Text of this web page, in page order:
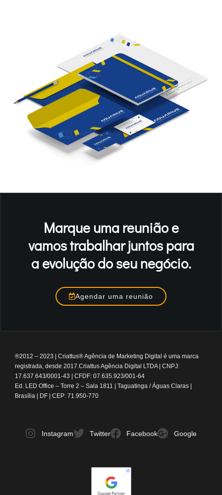
Marque uma reunião e
vamos trabalhar juntos para
a evolução do seu negócio.
Agendar uma reunião
®2012 – 2023
Criattus® Agência de Marketing Digital é uma marca
registrada, desde 2017.Criattus Agência Digital LTDA | CNPJ:
17.637.643/0001-43 | CFDF: 07.635.923/001-64
Ed. LED Office – Torre 2 – Sala 1811 | Taguatinga / Águas Claras |
Brasília | DF | CEP: 71.950-770
Instagram Twitter Facebook Google